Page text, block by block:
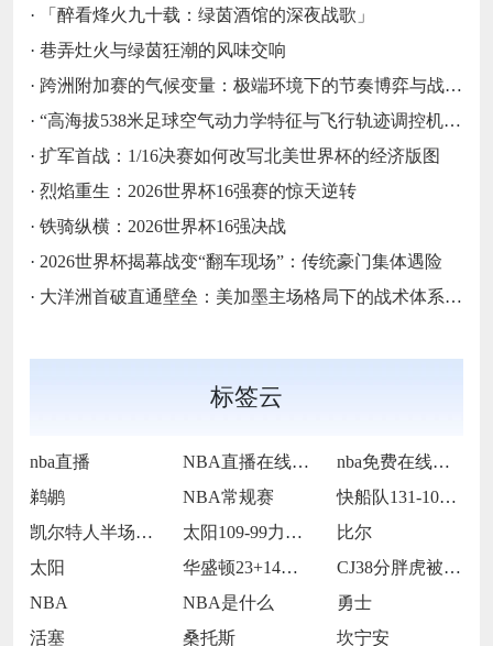
·
「醉看烽火九十载：绿茵酒馆的深夜战歌」
· 巷弄灶火与绿茵狂潮的风味交响
· 跨洲附加赛的气候变量：极端环境下的节奏博弈与战术自适应
· “高海拔538米足球空气动力学特征与飞行轨迹调控机制——以2026世界杯BBVA球场为实证场景”
· 扩军首战：1/16决赛如何改写北美世界杯的经济版图
· 烈焰重生：2026世界杯16强赛的惊天逆转
· 铁骑纵横：2026世界杯16强决战
· 2026世界杯揭幕战变“翻车现场”：传统豪门集体遇险
· 大洋洲首破直通壁垒：美加墨主场格局下的战术体系重构
标签云
nba直播 NBA直播在线观看
nba免费在线高清直播
鹈鹕
NBA常规赛
快船队131-105战胜老鹰队
凯尔特人半场65-55领先雷霆
太阳109-99力克76人
比尔
太阳
华盛顿23+14莱夫利21+15 独行侠
CJ38分胖虎被禁赛 鹈鹕123-115
NBA
NBA是什么
勇士
活塞
桑托斯 坎宁安